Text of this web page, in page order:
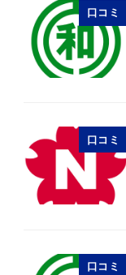
口コミ
口コミ
口コミ